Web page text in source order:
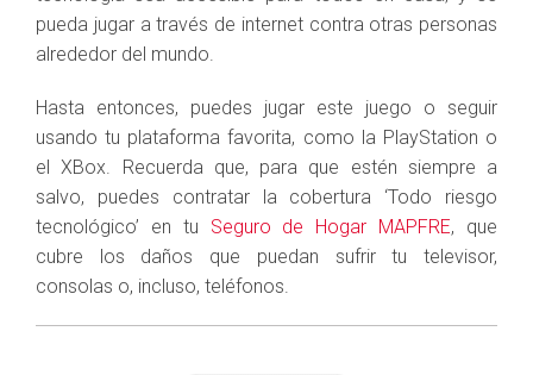
pueda jugar a través de internet contra otras personas
alrededor del mundo.
Hasta entonces, puedes jugar este juego o seguir
usando tu plataforma favorita, como la PlayStation o
el XBox. Recuerda que, para que estén siempre a
salvo, puedes contratar la cobertura ‘Todo riesgo
tecnológico’ en tu Seguro de Hogar MAPFRE, que
cubre los daños que puedan sufrir tu televisor,
consolas o, incluso, teléfonos.